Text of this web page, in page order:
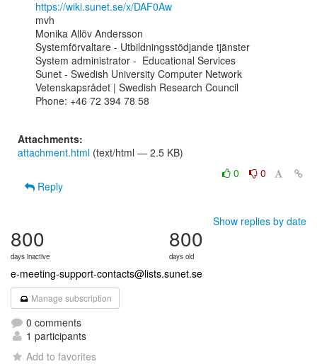
https://wiki.sunet.se/x/DAF0Aw
mvh
Monika Allöv Andersson
Systemförvaltare - Utbildningsstödjande tjänster
System administrator -  Educational Services
Sunet - Swedish University Computer Network
Vetenskapsrådet | Swedish Research Council
Phone: +46 72 394 78 58
Attachments:
attachment.html (text/html — 2.5 KB)
0
0
Reply
Show replies by date
800
days inactive
800
days old
e-meeting-support-contacts@lists.sunet.se
Manage subscription
0 comments
1 participants
Add to favorites